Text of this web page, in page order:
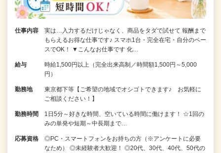
仕事内容
実は…入力するだけじゃなく、商品をタダで試せて 報酬まで
もらえるお得な仕事です♪ スマホ1台・完全在宅・自分のペー
スでOK！ ▼こんなお仕事です 化…
給与
時給1,500円以上（完全出来高制／時間額1,500円～5,000
円）
勤務地
東京都下等【ご希望の地域でオシゴトできます♪ お気軽に
ご相談ください！】
勤務時間
1日5分～好きな時間、空いている時間に働けます！ ☆1回の
みの単発や短期～中長期まで…
応募資格
◎PC・スマートフォンをお持ちの方（※アンケートに必要
なため） ◎未経験者大歓迎！ ◎20代、30代、40代、50代の